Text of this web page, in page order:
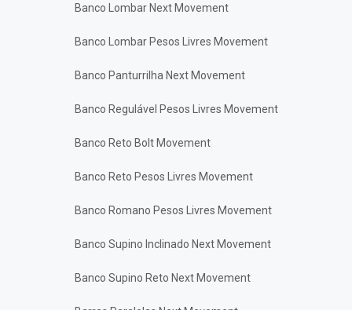
Banco Lombar Next Movement
Banco Lombar Pesos Livres Movement
Banco Panturrilha Next Movement
Banco Regulável Pesos Livres Movement
Banco Reto Bolt Movement
Banco Reto Pesos Livres Movement
Banco Romano Pesos Livres Movement
Banco Supino Inclinado Next Movement
Banco Supino Reto Next Movement